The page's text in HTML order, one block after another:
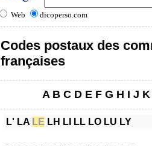
Web dicoperso.com
Codes postaux des
françaises
A B C D E F G H I J K
L' LA LE LH LI LL LO LU LY